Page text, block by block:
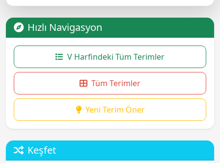
Hızlı Navigasyon
V Harfindeki Tüm Terimler
Tüm Terimler
Yeni Terim Öner
Keşfet